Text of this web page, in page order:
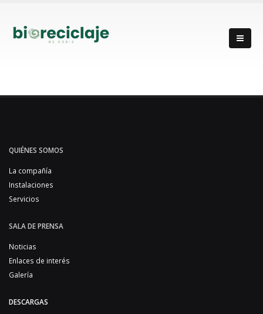
QUIÉNES SOMOS
La compañía
Instalaciones
Servicios
SALA DE PRENSA
Noticias
Enlaces de interés
Galería
DESCARGAS